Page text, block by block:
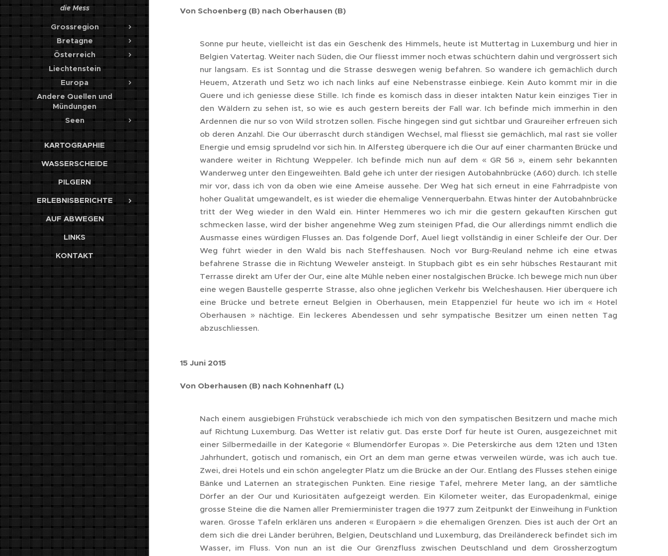
die Mess
Grossregion
Bretagne
Österreich
Liechtenstein
Europa
Andere Quellen und
Mündungen
Seen
KARTOGRAPHIE
WASSERSCHEIDE
PILGERN
ERLEBNISBERICHTE
AUF ABWEGEN
LINKS
KONTAKT
Von Schoenberg (B) nach Oberhausen (B)
Sonne pur heute, vielleicht ist das ein Geschenk des Himmels, heute ist Muttertag in Luxemburg und hier in
Belgien Vatertag. Weiter nach Süden, die Our fliesst immer noch etwas schüchtern dahin und vergrössert sich
nur langsam. Es ist Sonntag und die Strasse deswegen wenig befahren. So wandere ich gemächlich durch
Heuem, Atzerath und Setz wo ich nach links auf eine Nebenstrasse einbiege. Kein Auto kommt mir in die
Quere und ich geniesse diese Stille. Ich finde es komisch dass in dieser intakten Natur kein einziges Tier in
den Wäldern zu sehen ist, so wie es auch gestern bereits der Fall war. Ich befinde mich immerhin in den
Ardennen die nur so von Wild strotzen sollen. Fische hingegen sind gut sichtbar und Graureiher erfreuen sich
ob deren Anzahl. Die Our überrascht durch ständigen Wechsel, mal fliesst sie gemächlich, mal rast sie voller
Energie und emsig sprudelnd vor sich hin. In Alfersteg überquere ich die Our auf einer charmanten Brücke und
wandere weiter in Richtung Weppeler. Ich befinde mich nun auf dem « GR 56 », einem sehr bekannten
Wanderweg unter den Eingeweihten. Bald gehe ich unter der riesigen Autobahnbrücke (A60) durch. Ich stelle
mir vor, dass ich von da oben wie eine Ameise aussehe. Der Weg hat sich erneut in eine Fahrradpiste von
hoher Qualität umgewandelt, es ist wieder die ehemalige Vennerquerbahn. Etwas hinter der Autobahnbrücke
tritt der Weg wieder in den Wald ein. Hinter Hemmeres wo ich mir die gestern gekauften Kirschen gut
schmecken lasse, wird der bisher angenehme Weg zum steinigen Pfad, die Our allerdings nimmt endlich die
Ausmasse eines würdigen Flusses an. Das folgende Dorf, Auel liegt vollständig in einer Schleife der Our. Der
Weg führt wieder in den Wald bis nach Steffeshausen. Noch vor Burg-Reuland nehme ich eine etwas
befahrene Strasse die in Richtung Weweler ansteigt. In Stupbach gibt es ein sehr hübsches Restaurant mit
Terrasse direkt am Ufer der Our, eine alte Mühle neben einer nostalgischen Brücke. Ich bewege mich nun über
eine wegen Baustelle gesperrte Strasse, also ohne jeglichen Verkehr bis Welcheshausen. Hier überquere ich
eine Brücke und betrete erneut Belgien in Oberhausen, mein Etappenziel für heute wo ich im « Hotel
Oberhausen » nächtige. Ein leckeres Abendessen und sehr sympatische Besitzer um einen netten Tag
abzuschliessen.
15 Juni 2015
Von Oberhausen (B) nach Kohnenhaff (L)
Nach einem ausgiebigen Frühstück verabschiede ich mich von den sympatischen Besitzern und mache mich
auf Richtung Luxemburg. Das Wetter ist relativ gut. Das erste Dorf für heute ist Ouren, ausgezeichnet mit
einer Silbermedaille in der Kategorie « Blumendörfer Europas ». Die Peterskirche aus dem 12ten und 13ten
Jahrhundert, gotisch und romanisch, ein Ort an dem man gerne etwas verweilen würde, was ich auch tue.
Zwei, drei Hotels und ein schön angelegter Platz um die Brücke an der Our. Entlang des Flusses stehen einige
Bänke und Laternen an strategischen Punkten. Eine riesige Tafel, mehrere Meter lang, an der sämtliche
Dörfer an der Our und Kuriositäten aufgezeigt werden. Ein Kilometer weiter, das Europadenkmal, einige
grosse Steine die die Namen aller Premierminister tragen die 1977 zum Zeitpunkt der Einweihung in Funktion
waren. Grosse Tafeln erklären uns anderen « Europäern » die ehemaligen Grenzen. Dies ist auch der Ort an
dem sich die drei Länder berühren, Belgien, Deutschland und Luxemburg, das Dreiländereck befindet sich im
Wasser, im Fluss. Von nun an ist die Our Grenzfluss zwischen Deutschland und dem Grossherzogtum